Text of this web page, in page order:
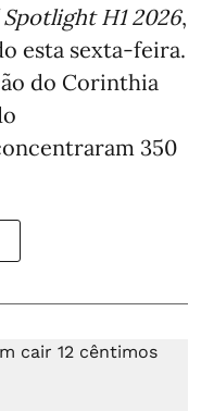
H1 2026,
esta sexta-feira.
do Corinthia
350